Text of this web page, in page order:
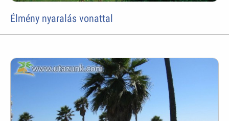
Élmény nyaralás vonattal